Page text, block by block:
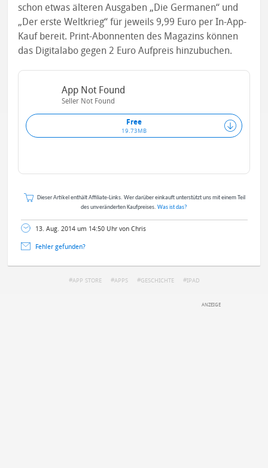
schon etwas älteren Ausgaben „Die Germanen“ und
„Der erste Weltkrieg“ für jeweils 9,99 Euro per In-App-
Kauf bereit. Print-Abonnenten des Magazins können
das Digitalabo gegen 2 Euro Aufpreis hinzubuchen.
App Not Found
Seller Not Found
Free
19.73MB
Dieser Artikel enthält Affiliate-Links. Wer darüber einkauft unterstützt uns mit einem Teil
des unveränderten Kaufpreises. Was ist das?
13. Aug. 2014 um 14:50 Uhr von Chris
Fehler gefunden?
APP STORE APPS GESCHICHTE IPAD